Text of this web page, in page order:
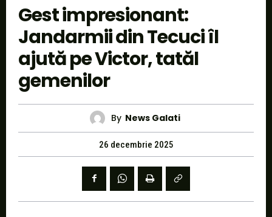
Gest impresionant:
Jandarmii din Tecuci îl
ajută pe Victor, tatăl
gemenilor
By News Galati
26 decembrie 2025